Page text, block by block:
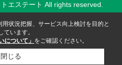
エステート All rights reserved.
状況把握、サービス向上検討を目的と
います。
について」 をご確認ください。
閉じる